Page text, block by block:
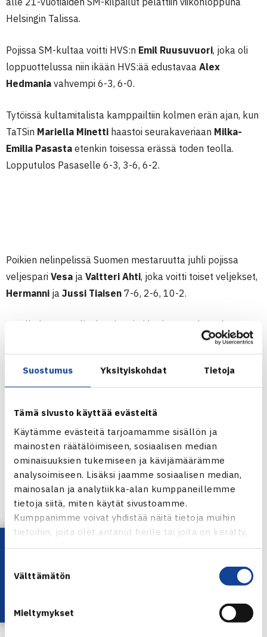
Suostumus Yksityiskohdat Tietoja
Tämä sivusto käyttää evästeitä
Käytämme evästeitä tarjoamamme sisällön ja
mainosten räätälöimiseen, sosiaalisen median
ominaisuuksien tukemiseen ja kävijämäärämme
analysoimiseen. Lisäksi jaamme sosiaalisen median,
mainosalan ja analytiikka-alan kumppaneillemme
tietoja siitä, miten käytät sivustoamme.
Kumppanimme voivat yhdistää näitä tietoja muihin
tietoihin, joita olet antanut heille tai joita on kerätty,
kun olet käyttänyt heidän palvelujaan.
valinta
Välttämätön
Mieltymykset
Helsingin Talissa.
Pojissa SM-kultaa voitti HVS:n Emil Ruusuvuori, joka oli
loppuottelussa niin ikään HVS:ää edustavaa Alex
Hedmania vahvempi 6-3, 6-0.
Tytöissä kultamitalista kamppailtiin kolmen erän ajan, kun
TaTSin Mariella Minetti haastoi seurakaveriaan Milka-
Emilia Pasasta etenkin toisessa erässä toden teolla.
Lopputulos Pasaselle 6-3, 3-6, 6-2.
Poikien nelinpelissä Suomen mestaruutta juhli pojissa
veljespari Vesa ja Valtteri Ahti, joka voitti toiset veljekset,
Hermanni ja Jussi Tiaisen 7-6, 2-6, 10-2.
– Tällä kertaa veljeskemia toimi hyvin, Smash-Kotkaa
Tytöissä nelinpelin loppuottelun ratkaisua haettiin myös
kolmannen erän super-tiebreakista.Venla Anderssonja
Nicola Ussher
saivat lopulta kultamitalit kaulaansa
10-6.
Suomen Tennisliitto palkitsee Finnish Junior Tennis
Tourin parhaat stipendein. Onnittelut voittajille!
21-vuotiaat pojat:
1. Mika Kosonen, Smash 250 €
Lataa OmaTennis!